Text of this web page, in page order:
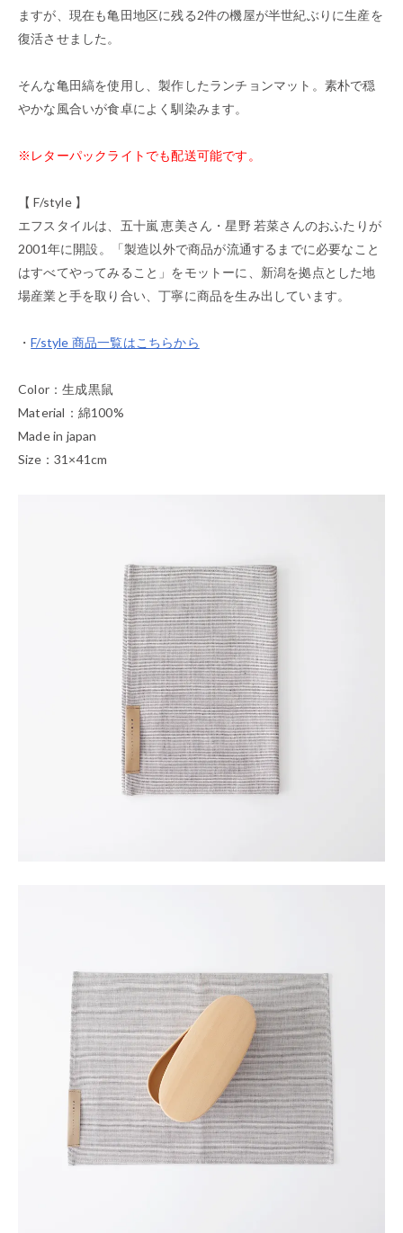
ますが、現在も亀田地区に残る2件の機屋が半世紀ぶりに生産を
復活させました。
そんな亀田縞を使用し、製作したランチョンマット。素朴で穏
やかな風合いが食卓によく馴染みます。
※レターパックライトでも配送可能です。
【 F/style 】
エフスタイルは、五十嵐 恵美さん・星野 若菜さんのおふたりが
2001年に開設。「製造以外で商品が流通するまでに必要なこと
はすべてやってみること」をモットーに、新潟を拠点とした地
場産業と手を取り合い、丁寧に商品を生み出しています。
・F/style 商品一覧はこちらから
Color：生成黒鼠
Material：綿100%
Made in japan
Size：31×41cm